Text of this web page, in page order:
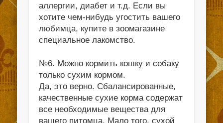
аллергии, диабет и т.д. Если вы
хотите чем-нибудь угостить вашего
любимца, купите в зоомагазине
специальное лакомство.
№6. Можно кормить кошку и собаку
только сухим кормом.
Да, это верно. Сбалансированные,
качественные сухие корма содержат
все необходимые вещества для
вашего питомца. Мало того, сухой